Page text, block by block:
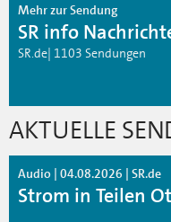
Mehr zur Sendung
SR info
SR.de| 1103 Sendungen
AKTUELLE
Audio | 04.08.2026 | SR.de
Strom in Teilen